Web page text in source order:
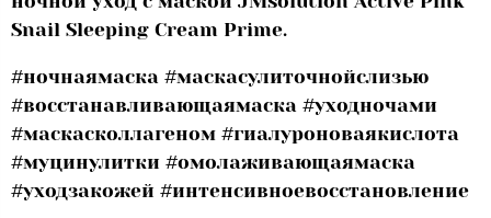
Snail Sleeping Cream Prime.
#ночнаямаска #маскасулиточнойслизью
#восстанавливающаямаска #уходночами
#маскасколлагеном #гиалуроноваякислота
#муцинулитки #омолаживающаямаска
#уходзакожей #интенсивноевосстановление